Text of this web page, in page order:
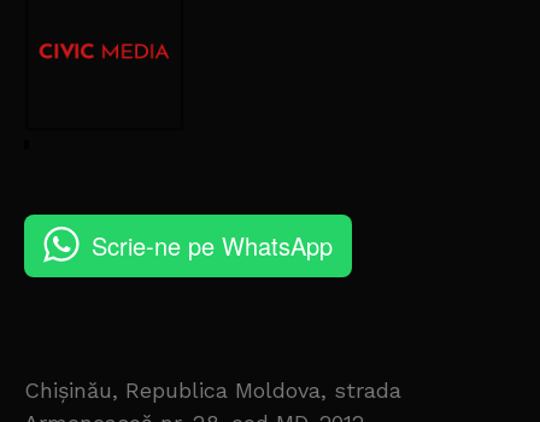
Scrie-ne pe WhatsApp
Chișinău, Republica Moldova, strada